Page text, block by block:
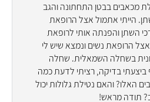
סובלת מכאבים בבטן התחתונה והגב
הייתי אתמול אצל הרופאת
השתן והפנתה אותי לרופאת
הרופאת נשים ונמצא שיש לי
בשחלה השמאלית. שחלה
ביצעתי בדיקה, רציתי לדעת כמה
האלו? והאם נטילת גלולות יכול
תודה מראש!